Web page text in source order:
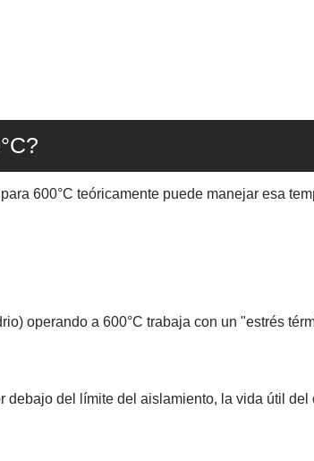
600°C teóricamente puede manejar esa
operando a 600°C trabaja con un "estrés
debajo del límite del aislamiento, la vida útil